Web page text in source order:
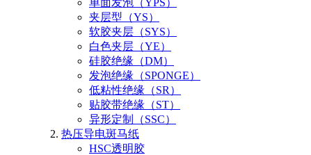
夹层型（YS）
软胶夹层（SYS）
白色夹层（YE）
硅胶绝缘（DM）
发泡绝缘（SPONGE）
低粘性绝缘（SR）
贴胶带绝缘（ST）
异形定制（SSC）
热压导电斑马纸
HSC透明胶